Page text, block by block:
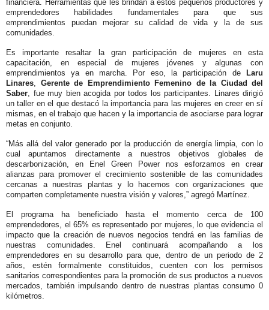
financiera. Herramientas que les brindan a estos pequeños productores y
emprendedores habilidades fundamentales para que sus
emprendimientos puedan mejorar su calidad de vida y la de sus
comunidades.
Es importante resaltar la gran participación de mujeres en esta
capacitación, en especial de mujeres jóvenes y algunas con
emprendimientos ya en marcha. Por eso, la participación de
Laru
Linares, Gerente de Emprendimiento Femenino de la Ciudad del
Saber, fue muy bien acogida por todos los participantes. Linares dirigió
un taller en el que destacó la importancia para las mujeres en creer en sí
mismas, en el trabajo que hacen y la importancia de asociarse para lograr
metas en conjunto.
“Más allá del valor generado por la producción de energía limpia, con lo
cual apuntamos directamente a nuestros objetivos globales de
descarbonización, en Enel Green Power nos esforzamos en crear
alianzas para promover el crecimiento sostenible de las comunidades
cercanas a nuestras plantas y lo hacemos con organizaciones que
comparten completamente nuestra visión y valores,” agregó Martínez.
El programa ha beneficiado hasta el momento cerca de 100
emprendedores, el 65% es representado por mujeres, lo que evidencia el
impacto que la creación de nuevos negocios tendrá en las familias de
nuestras comunidades. Enel continuará acompañando a los
emprendedores en su desarrollo para que, dentro de un periodo de 2
años, estén formalmente constituidos, cuenten con los permisos
sanitarios correspondientes para la promoción de sus productos a nuevos
mercados, también impulsando dentro de nuestras plantas consumo 0
kilómetros.